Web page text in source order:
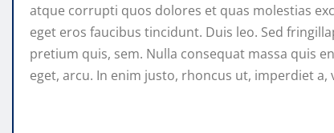
atque corrupti quos dolores et quas molestias
eget eros faucibus tincidunt. Duis leo. Sed
pretium quis, sem. Nulla consequat massa quis
eget, arcu. In enim justo, rhoncus ut, imperdiet a,